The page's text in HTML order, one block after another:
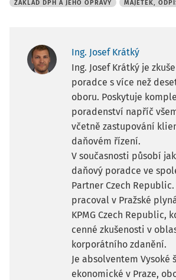
ZÁKLAD DPH A JEHO OPRAVY MAJETEK,
Ing. Josef Krátký
Ing. Josef Krátký je
poradce s více než
oboru. Poskytuje
poradenství napříč
včetně zastupování
daňovém řízení.
V současnosti působí
daňový poradce ve
Partner Czech
pracoval v Pražské
KPMG Czech Republic,
cenné zkušenosti v
korporátního zdanění.
Je absolventem Vysoké
ekonomické v Praze,